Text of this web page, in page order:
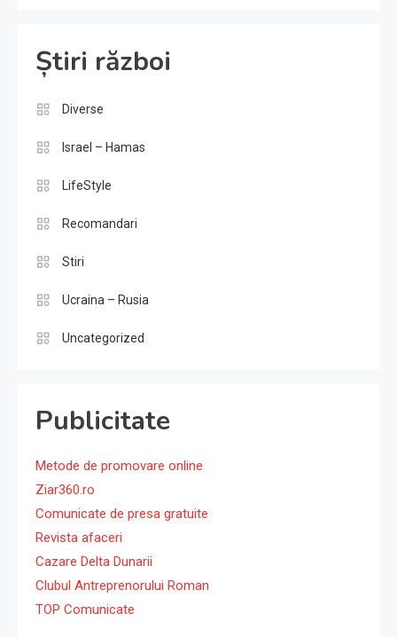
Știri război
Diverse
Israel – Hamas
LifeStyle
Recomandari
Stiri
Ucraina – Rusia
Uncategorized
Publicitate
Metode de promovare online
Ziar360.ro
Comunicate de presa gratuite
Revista afaceri
Cazare Delta Dunarii
Clubul Antreprenorului Roman
TOP Comunicate